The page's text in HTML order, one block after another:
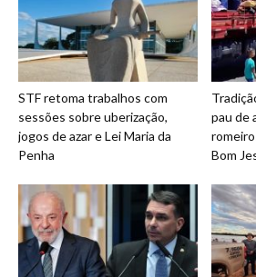
STF retoma trabalhos com
sessões sobre uberização,
jogos de azar e Lei Maria da
Penha
pau de
Bom